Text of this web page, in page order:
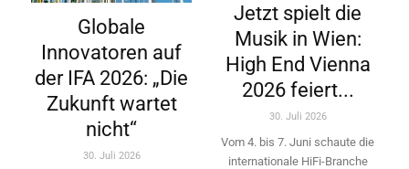
Globale
Innovatoren auf
der IFA 2026: „Die
Zukunft wartet
nicht“
30. Juli 2026
Jetzt spielt die
Musik in Wien:
High End Vienna
2026 feiert...
30. Juli 2026
Vom 4. bis 7. Juni schaute die
internationale HiFi-Branche